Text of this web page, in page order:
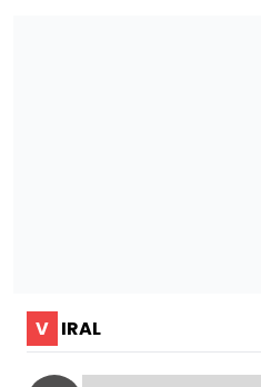
V IRAL